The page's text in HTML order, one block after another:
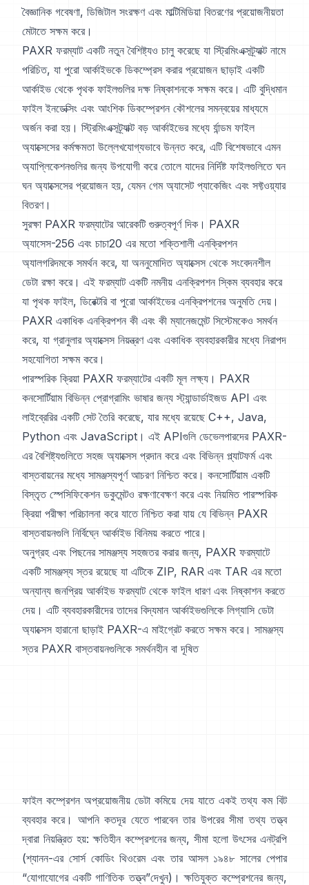
বৈজ্ঞানিক গবেষণা, ডিজিটাল সংরক্ষণ এবং মাল্টিমিডিয়া বিতরণের প্রয়োজনীয়তা
মেটাতে সক্ষম করে।
PAXR ফরম্যাট একটি নতুন বৈশিষ্ট্যও চালু করেছে যা স্ট্রিমিংএক্সট্র্যাক্ট নামে
পরিচিত, যা পুরো আর্কাইভকে ডিকম্প্রেস করার প্রয়োজন ছাড়াই একটি
আর্কাইভ থেকে পৃথক ফাইলগুলির দক্ষ নিষ্কাশনকে সক্ষম করে। এটি বুদ্ধিমান
ফাইল ইনডেক্সিং এবং আংশিক ডিকম্প্রেশন কৌশলের সমন্বয়ের মাধ্যমে
অর্জন করা হয়। স্ট্রিমিংএক্সট্র্যাক্ট বড় আর্কাইভের মধ্যে র্যান্ডম ফাইল
অ্যাক্সেসের কর্মক্ষমতা উল্লেখযোগ্যভাবে উন্নত করে, এটি বিশেষভাবে এমন
অ্যাপ্লিকেশনগুলির জন্য উপযোগী করে তোলে যাদের নির্দিষ্ট ফাইলগুলিতে ঘন
ঘন অ্যাক্সেসের প্রয়োজন হয়, যেমন গেম অ্যাসেট প্যাকেজিং এবং সফ্টওয়্যার
বিতরণ।
সুরক্ষা PAXR ফরম্যাটের আরেকটি গুরুত্বপূর্ণ দিক। PAXR
অ্যাসেস-256 এবং চাচা20 এর মতো শক্তিশালী এনক্রিপশন
অ্যালগরিদমকে সমর্থন করে, যা অননুমোদিত অ্যাক্সেস থেকে সংবেদনশীল
ডেটা রক্ষা করে। এই ফরম্যাট একটি নমনীয় এনক্রিপশন স্কিম ব্যবহার করে
যা পৃথক ফাইল, ডিরেক্টরি বা পুরো আর্কাইভের এনক্রিপশনের অনুমতি দেয়।
PAXR একাধিক এনক্রিপশন কী এবং কী ম্যানেজমেন্ট সিস্টেমকেও সমর্থন
করে, যা গ্রানুলার অ্যাক্সেস নিয়ন্ত্রণ এবং একাধিক ব্যবহারকারীর মধ্যে নিরাপদ
সহযোগিতা সক্ষম করে।
পারস্পরিক ক্রিয়া PAXR ফরম্যাটের একটি মূল লক্ষ্য। PAXR
কনসোর্টিয়াম বিভিন্ন প্রোগ্রামিং ভাষার জন্য স্ট্যান্ডার্ডাইজড API এবং
লাইব্রেরির একটি সেট তৈরি করেছে, যার মধ্যে রয়েছে C++, Java,
Python এবং JavaScript। এই APIগুলি ডেভেলপারদের PAXR-
এর বৈশিষ্ট্যগুলিতে সহজ অ্যাক্সেস প্রদান করে এবং বিভিন্ন প্ল্যাটফর্ম এবং
বাস্তবায়নের মধ্যে সামঞ্জস্যপূর্ণ আচরণ নিশ্চিত করে। কনসোর্টিয়াম একটি
বিস্তৃত স্পেসিফিকেশন ডকুমেন্টও রক্ষণাবেক্ষণ করে এবং নিয়মিত পারস্পরিক
ক্রিয়া পরীক্ষা পরিচালনা করে যাতে নিশ্চিত করা যায় যে বিভিন্ন PAXR
বাস্তবায়নগুলি নির্বিঘ্নে আর্কাইভ বিনিময় করতে পারে।
অনুগ্রহ এবং পিছনের সামঞ্জস্য সহজতর করার জন্য, PAXR ফরম্যাটে
একটি সামঞ্জস্য স্তর রয়েছে যা এটিকে ZIP, RAR এবং TAR এর মতো
অন্যান্য জনপ্রিয় আর্কাইভ ফরম্যাট থেকে ফাইল ধারণ এবং নিষ্কাশন করতে
দেয়। এটি ব্যবহারকারীদের তাদের বিদ্যমান আর্কাইভগুলিকে লিগ্যাসি ডেটা
অ্যাক্সেস হারানো ছাড়াই PAXR-এ মাইগ্রেট করতে সক্ষম করে। সামঞ্জস্য
স্তর PAXR বাস্তবায়নগুলিকে সমর্থনহীন বা দূষিত
ফাইল কম্প্রেশন অপ্রয়োজনীয় ডেটা কমিয়ে দেয় যাতে একই তথ্য কম বিট
ব্যবহার করে। আপনি কতদূর যেতে পারবেন তার উপরের সীমা তথ্য তত্ত্ব
দ্বারা নিয়ন্ত্রিত হয়: ক্ষতিহীন কম্প্রেশনের জন্য, সীমা হলো উৎসের এনট্রপি
(শ্যানন-এর সোর্স কোডিং থিওরেম এবং তার আসল ১৯৪৮ সালের পেপার
“যোগাযোগের একটি গাণিতিক তত্ত্ব”দেখুন)। ক্ষতিযুক্ত কম্প্রেশনের জন্য,